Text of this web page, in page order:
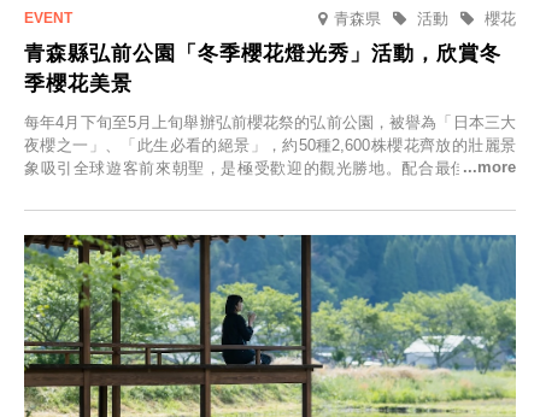
青森県 櫻花
活動
青森縣弘前公園「冬季櫻花燈光秀」活動，欣賞冬
季櫻花美景
每年4月下旬至5月上旬舉辦弘前櫻花祭的弘前公園，被譽為「日本三大
夜櫻之一」、「此生必看的絕景」，約50種2,600株櫻花齊放的壯麗景
象吸引全球遊客前來朝聖，是極受歡迎的觀光勝地。配合最佳觀雪時
「冬季櫻花燈光秀」。